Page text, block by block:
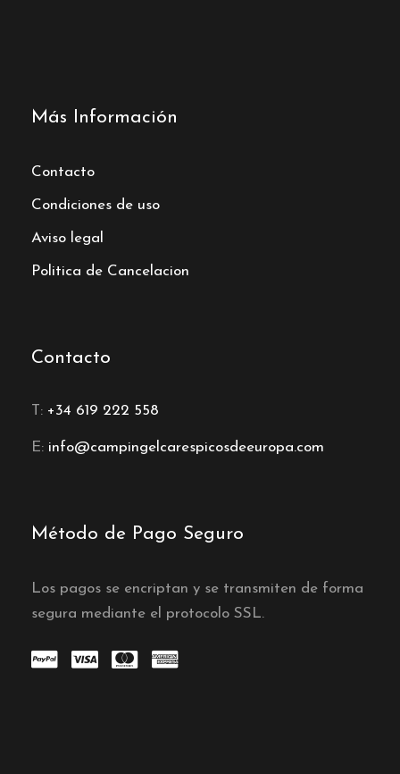
Más Información
Contacto
Condiciones de uso
Aviso legal
Politica de Cancelacion
Contacto
T: +34 619 222 558
E: info@campingelcarespicosdeeuropa.com
Método de Pago Seguro
Los pagos se encriptan y se transmiten de forma
segura mediante el protocolo SSL.